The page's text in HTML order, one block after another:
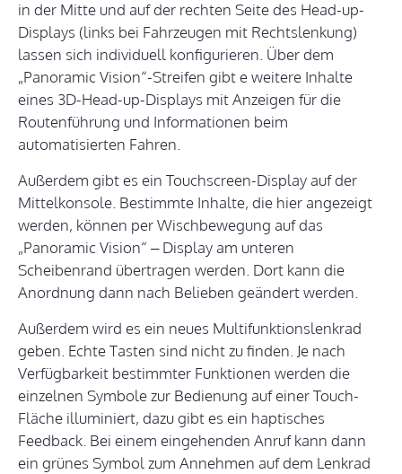
in der Mitte und auf der rechten Seite des Head-up-
Displays (links bei Fahrzeugen mit Rechtslenkung)
lassen sich individuell konfigurieren. Über dem
„Panoramic Vision“-Streifen gibt e weitere Inhalte
eines 3D-Head-up-Displays mit Anzeigen für die
Routenführung und Informationen beim
automatisierten Fahren.
Außerdem gibt es ein Touchscreen-Display auf der
Mittelkonsole. Bestimmte Inhalte, die hier angezeigt
werden, können per Wischbewegung auf das
„Panoramic Vision“ – Display am unteren
Scheibenrand übertragen werden. Dort kann die
Anordnung dann nach Belieben geändert werden.
Außerdem wird es ein neues Multifunktionslenkrad
geben. Echte Tasten sind nicht zu finden. Je nach
Verfügbarkeit bestimmter Funktionen werden die
einzelnen Symbole zur Bedienung auf einer Touch-
Fläche illuminiert, dazu gibt es ein haptisches
Feedback. Bei einem eingehenden Anruf kann dann
ein grünes Symbol zum Annehmen auf dem Lenkrad